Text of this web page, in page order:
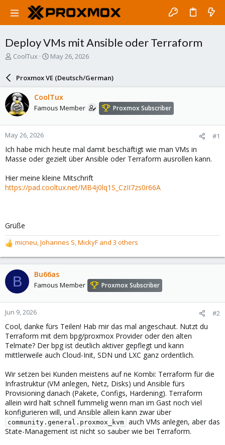
Deploy VMs mit Ansible oder Terraform
T
a
d
s
t
a
r
t
e
r
CoolTux
S
a
r
d
a
e
May 26, 2026
Proxmox VE (Deutsch/German)
CoolTux
Famous Member Proxmox Subscriber
May 26, 2026 #1
Ich habe mich heute mal damit beschäftigt wie man VMs in
Masse oder gezielt über Ansible oder Terraform ausrollen kann.
Hier meine kleine Mitschrift
https://pad.cooltux.net/MB4j0lq1S_CzII7zs0r66A
Grüße
R
e
a
c
t
o
n
s
:
micneu,Johannes S,MickyF and 3 others
B Bu66as
Famous Member Proxmox Subscriber
Jun 9, 2026 #2
Cool, danke fürs Teilen! Hab mir das mal angeschaut. Nutzt du
Terraform mit dem bpg/proxmox Provider oder den alten
Telmate? Der bpg ist deutlich aktiver gepflegt und kann
mittlerweile auch Cloud-Init, SDN und LXC ganz ordentlich.
Wir setzen bei Kunden meistens auf ne Kombi: Terraform für die
Infrastruktur (VM anlegen, Netz, Disks) und Ansible fürs
Provisioning danach (Pakete, Configs, Hardening). Terraform
allein wird halt schnell fummelig wenn man im Gast noch viel
konfigurieren will, und Ansible allein kann zwar über
community.general.proxmox_kvm auch VMs anlegen, aber das
State-Management ist nicht so sauber wie bei Terraform.